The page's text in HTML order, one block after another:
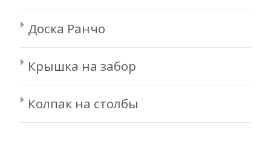
Доска Ранчо
Крышка на забор
Колпак на столбы